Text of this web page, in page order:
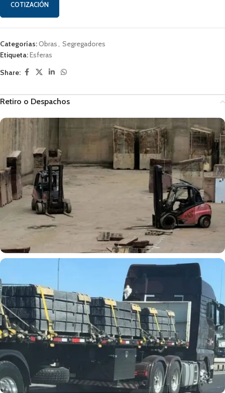
COTIZACIÓN
Categorías:Obras, Segregadores
Etiqueta:Esferas
Share:
Retiro o Despachos